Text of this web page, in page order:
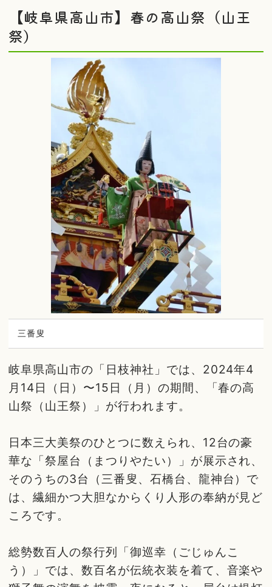
【岐阜県高山市】春の高山祭（山王
祭）
三番叟
岐阜県高山市の「日枝神社」では、2024年4
月14日（日）〜15日（月）の期間、「春の高
山祭（山王祭）」が行われます。
日本三大美祭のひとつに数えられ、12台の豪
華な「祭屋台（まつりやたい）」が展示され、
そのうちの3台（三番叟、石橋台、龍神台）で
は、繊細かつ大胆なからくり人形の奉納が見ど
ころです。
総勢数百人の祭行列「御巡幸（ごじゅんこ
う）」では、数百名が伝統衣装を着て、音楽や